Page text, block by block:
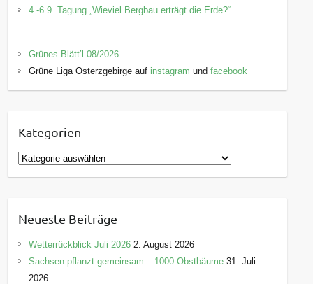
4.-6.9. Tagung „Wieviel Bergbau erträgt die Erde?“
Grünes Blätt’l 08/2026
Grüne Liga Osterzgebirge auf instagram undfacebook
Kategorien
K
a
g
o
r
Neueste Beiträge
Wetterrückblick Juli 2026 2. August 2026
Sachsen pflanzt gemeinsam – 1000 Obstbäume 31. Juli
2026